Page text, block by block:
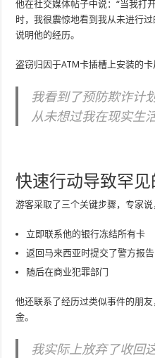
他在社交媒体帖子中说：“当我打
时，我很震惊地看到我从未进行
说明他的经历。
盗窃归因于ATM卡插槽上安装的卡
我看到了预防欺诈计
从未想过我在现实生
快速行动导致罕
游客采取了三个关键步骤，专家说
立即联系他的银行冻结所有卡
返回马来西亚时提交了警方报告
随后在商业犯罪部门
他还联系了经历过类似事件的朋
金。
我实际上放弃了收回